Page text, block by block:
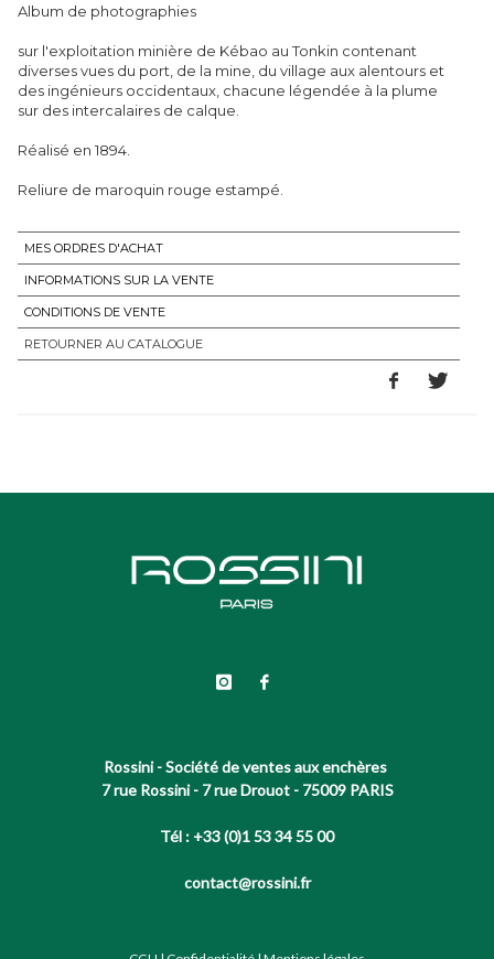
Album de photographies
sur l'exploitation minière de Kébao au Tonkin contenant
diverses vues du port, de la mine, du village aux alentours et
des ingénieurs occidentaux, chacune légendée à la plume
sur des intercalaires de calque.
Réalisé en 1894.
Reliure de maroquin rouge estampé.
MES ORDRES D'ACHAT
INFORMATIONS SUR LA VENTE
CONDITIONS DE VENTE
RETOURNER AU CATALOGUE
Rossini - Société de ventes aux enchères
7 rue Rossini - 7 rue Drouot - 75009 PARIS
Tél : +33 (0)1 53 34 55 00
contact@rossini.fr